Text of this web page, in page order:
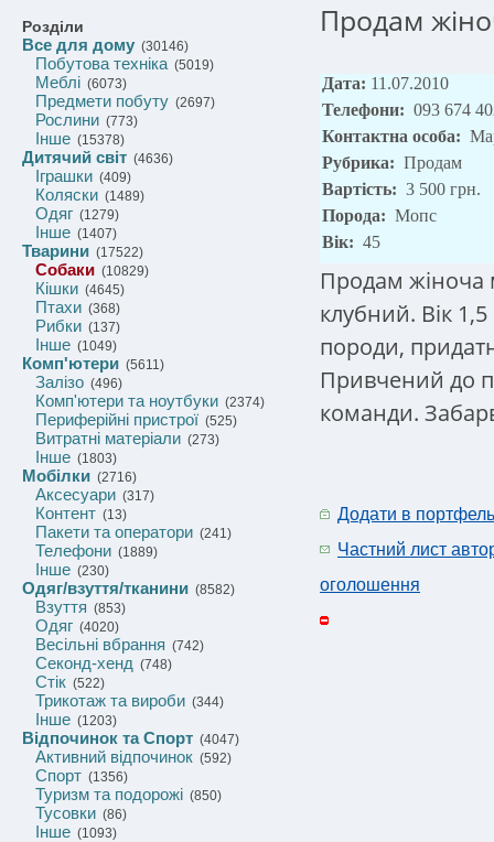
Розділи
Все для дому (30146)
Побутова техніка(5019)
Меблі (6073)
Предмети побуту (2697)
Рослини (773)
Інше (15378)
Дитячий світ (4636)
Іграшки (409)
Коляски (1489)
Одяг (1279)
Інше (1407)
Тварини (17522)
Собаки (10829)
Кішки (4645)
Птахи (368)
Рибки (137)
Інше (1049)
Комп'ютери (5611)
Залізо (496)
Комп'ютери та ноутбуки (2374)
Периферійні пристрої (525)
Витратні матеріали (273)
Інше (1803)
Мобілки (2716)
Аксесуари (317)
Контент (13)
Пакети та оператори (241)
Телефони (1889)
Інше (230)
Одяг/взуття/тканини (8582)
Взуття (853)
Одяг (4020)
Весільні вбрання (742)
Секонд-хенд (748)
Стік (522)
Трикотаж та вироби (344)
Інше (1203)
Відпочинок та Спорт (4047)
Активний відпочинок (592)
Спорт (1356)
Туризм та подорожі (850)
Тусовки (86)
Інше (1093)
Продам
Дата: 11.07.2010
Телефони: 093 674
Контактна особа:
Рубрика: Продам
Вартість: 3 500 грн.
Порода: Мопс
Вік: 45
Продам жіноча
клубний. Вік 1,5
породи,
Привчений до
команди.
Додати в портфель
Частний лист
оголошення